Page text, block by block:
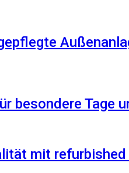
besondere Tage
mit